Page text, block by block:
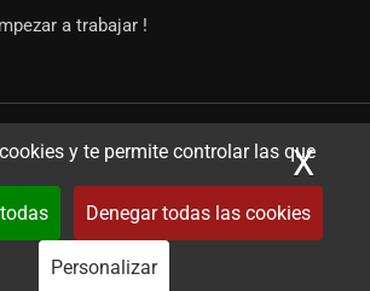
y te permite controlar las que
Denegar todas las cookies
Personalizar
X
a trabajar !
Tous droits réservés.
Développement
sur mesurepar iSoluce